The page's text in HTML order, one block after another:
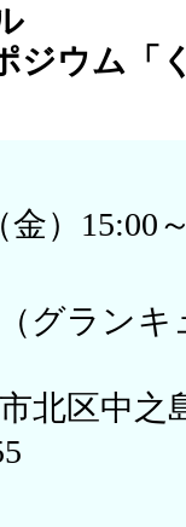
ジウム「
金）15:00
グランキ
北区中之